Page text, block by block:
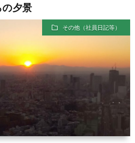
夕景
その他（社員日記等）